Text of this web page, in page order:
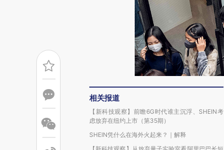
相关报道
【新科技观察】前瞻6G时代谁主沉浮、SHEIN考
虑放弃在纽约上市（第35期）
SHEIN凭什么在海外火起来？｜解释